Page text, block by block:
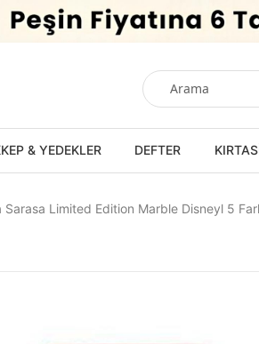
& YEDEKLER DEFTER
Sarasa Limited Edition Marble Disneyl 5